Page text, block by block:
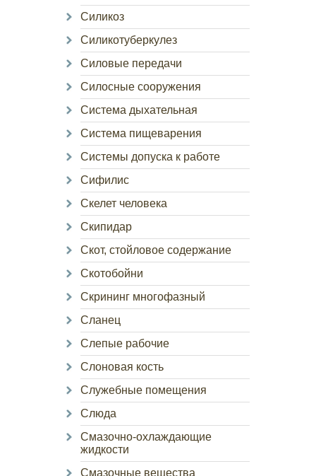
Силикоз
Силикотуберкулез
Силовые передачи
Силосные сооружения
Система дыхательная
Система пищеварения
Системы допуска к работе
Сифилис
Скелет человека
Скипидар
Скот, стойловое содержание
Скотобойни
Скрининг многофазный
Сланец
Слепые рабочие
Слоновая кость
Служебные помещения
Слюда
Смазочно-охлаждающие
жидкости
Смазочные вещества